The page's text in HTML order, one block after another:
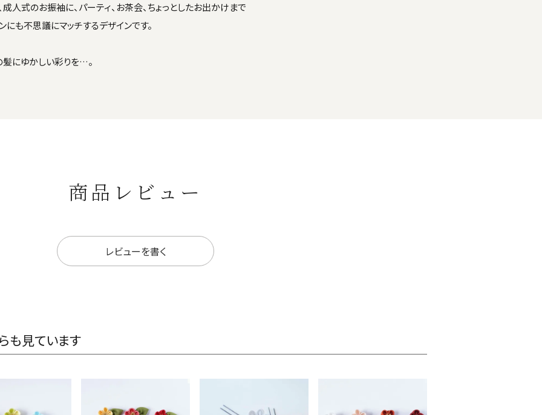
人式のお振袖に、パーティ、お茶会、ちょっとしたお出かけまで
にも不思議にマッチするデザインです。
にゆかしい彩りを…。
商品レビュー
レビューを書く
も見ています